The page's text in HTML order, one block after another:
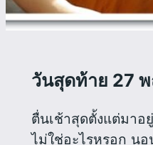
วันสุดท้าย 27
ตื่นเช้าสุดตั้งแต่มาอ
ไม่ใช่อะไรหรอก นอ